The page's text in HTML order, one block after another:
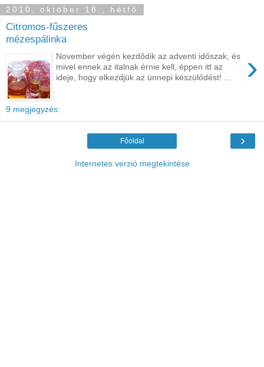
2010. október 18., hétfő
Citromos-fűszeres
mézespálinka
›
November végén kezdődik az adventi időszak, és
mivel ennek az italnak érnie kell, éppen itt az
ideje, hogy elkezdjük az ünnepi készülődést! ...
9 megjegyzés:
›
Főoldal
Internetes verzió megtekintése